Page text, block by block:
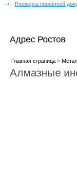
Проверка проектной
Адрес Ростов
Главная страница>
Алмазные